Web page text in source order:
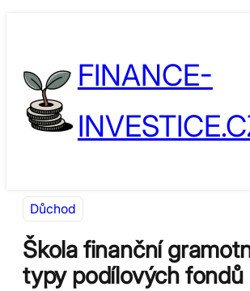
FINANCE-
Důchod
Škola finanční
typy podílových fondů